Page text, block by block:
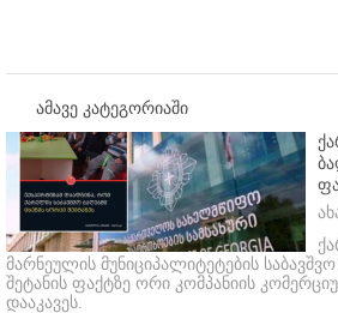
ამავე კატეგორიაში
მარნეულის მუნიციპალიტეტების
შეტანის ფაქტზე ორი კომპანიის
დააკავეს.